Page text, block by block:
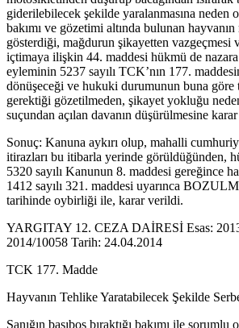
giderilebilecek şekilde yaralanmasına neden
bakımı ve gözetimi altında bulunan
gösterdiği, mağdurun şikayetten vazgeçmesi
içtimaya ilişkin 44. maddesi hükmü de nazara
eyleminin 5237 sayılı TCK’nın 177.
dönüşeceği ve hukuki durumunun buna
gerektiği gözetilmeden, şikayet yokluğu
suçundan açılan davanın düşürülmesine
Sonuç: Kanuna aykırı olup, mahalli
itirazları bu itibarla yerinde görüldüğünden,
5320 sayılı Kanunun 8. maddesi gereğince
1412 sayılı 321. maddesi uyarınca
tarihinde oybirliği ile, karar verildi.
YARGITAY 12. CEZA DAİRESİ Esas:
2014/10058 Tarih: 24.04.2014
TCK 177. Madde
Hayvanın Tehlike Yaratabilecek Şekilde
Sanığın başıboş bıraktığı bakımı ile